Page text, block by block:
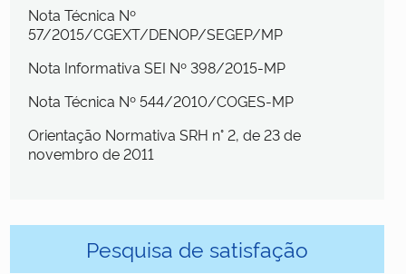
Nota Técnica Nº
57/2015/CGEXT/DENOP/SEGEP/MP
Nota Informativa SEI Nº 398/2015-MP
Nota Técnica Nº 544/2010/COGES-MP
Orientação Normativa SRH n° 2, de 23 de
novembro de 2011
Pesquisa de satisfação